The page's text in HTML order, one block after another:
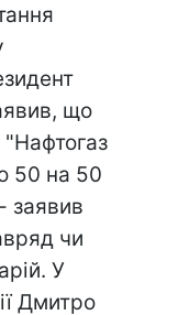
що
50 на 50
заявив
чи
У
Дмитро